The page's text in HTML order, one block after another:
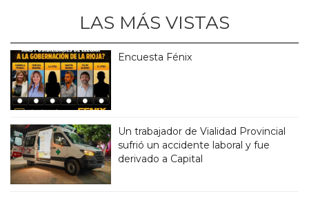
LAS MÁS VISTAS
Encuesta Fénix
Un trabajador de Vialidad Provincial
sufrió un accidente laboral y fue
derivado a Capital